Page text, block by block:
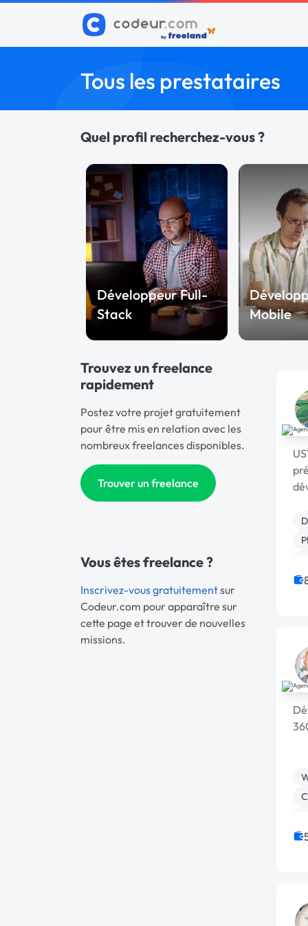
Tous les prestataires
Quel profil recherchez-vous ?
Développeur Full-
Stack
Mobile
Trouvez un freelance
rapidement
Postez votre projet gratuitement
pour être mis en relation avec les
nombreux freelances disponibles.
Trouver un freelance
Vous êtes freelance ?
Inscrivez-vous gratuitementsur
Codeur.com pour apparaître sur
cette page et trouver de nouvelles
missions.